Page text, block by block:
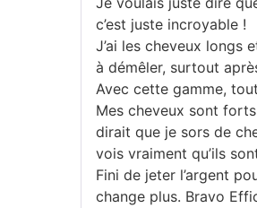
c’est juste incroyable !
​J’ai les cheveux longs
à démêler, surtout
Avec cette gamme,
Mes cheveux sont
dirait que je sors de
vois vraiment qu’ils
​Fini de jeter l’argent
change plus. Bravo